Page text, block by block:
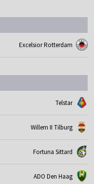
Excelsior Rotterdam
Telstar
Willem II Tilburg
Fortuna Sittard
ADO Den Haag